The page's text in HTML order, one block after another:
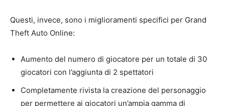
Questi, invece, sono i miglioramenti specifici per Grand
Theft Auto Online:
Aumento del numero di giocatore per un totale di 30
giocatori con l’aggiunta di 2 spettatori
Completamente rivista la creazione del personaggio
per permettere ai giocatori un’ampia gamma di